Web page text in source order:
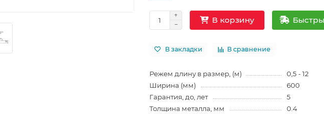
В корзину
В закладки В сравнение
Режем длину в размер, (м)
0,5 - 12
Ширина (мм)
600
Гарантия, до, лет
5
Толщина металла, мм
0.4